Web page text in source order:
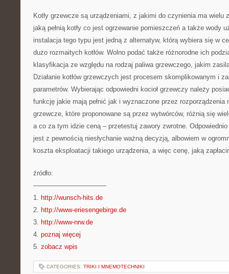
Kotły grzewcze są urządzeniami, z jakimi do czynienia ma wielu
jaką pełnią kotły co jest ogrzewanie pomieszczeń a także wody
instalacja tego typu jest jedną z alternatyw, którą wybiera się w
dużo rozmaitych kotłów. Wolno podać także różnorodne ich
klasyfikacja ze względu na rodzaj paliwa grzewczego, jakim
Działanie kotłów grzewczych jest procesem skomplikowanym i
parametrów. Wybierając odpowiedni kocioł grzewczy należy
funkcję jakie mają pełnić jak i wyznaczone przez rozporządzenia
grzewcze, które proponowane są przez wytwórców, różnią się
a co za tym idzie ceną – przetestuj zawory zwrotne. Odpowiednio
jest z pewnością niesłychanie ważną decyzją, albowiem w
koszta eksploatacji takiego urządzenia, a więc cenę, jaką
źródło:
———————————
1. http://wunsch-hits.de
2. http://www-eriesengebirge.de
3. http://www-nrw.de
4. poznaj więcej
5. zobacz wpis
CATEGORIES: TRIKI I MNEMOTECHNIKI